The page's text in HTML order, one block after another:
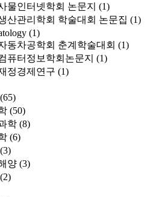
물인터넷학회 논문지 (1)
산관리학회 학술대회 논문집 (1)
(1)
동차공학회 춘계학술대회 (1)
퓨터정보학회논문지 (1)
정경제연구 (1)
(65)
(50)
학 (8)
(6)
(3)
양 (3)
(2)